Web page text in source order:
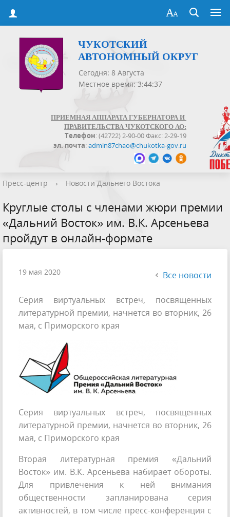
ЧУКОТСКИЙ
АВТОНОМНЫЙ ОКРУГ
Сегодня: 8 Августа
Местное время: 3:44:37
ПРИЕМНАЯ АППАРАТА ГУБЕРНАТОРА И
ПРАВИТЕЛЬСТВА ЧУКОТСКОГО АО:
Телефон: (42722) 2-90-00 Факс: 2-29-19
эл. почта:admin87chao@chukotka-gov.ru
Пресс-центр › Новости Дальнего Востока
Круглые столы с членами жюри премии
«Дальний Восток» им. В.К. Арсеньева
пройдут в онлайн-формате
19 мая 2020 Все новости
Серия виртуальных встреч, посвященных
литературной премии, начнется во вторник, 26
мая, с Приморского края
Серия виртуальных встреч, посвященных
литературной премии, начнется во вторник, 26
мая, с Приморского края
Вторая литературная премия «Дальний
Восток» им. В.К. Арсеньева набирает обороты.
Для привлечения к ней внимания
общественности запланирована серия
активностей, в том числе пресс-конференция с